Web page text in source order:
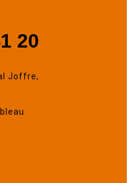
20
Joffre,